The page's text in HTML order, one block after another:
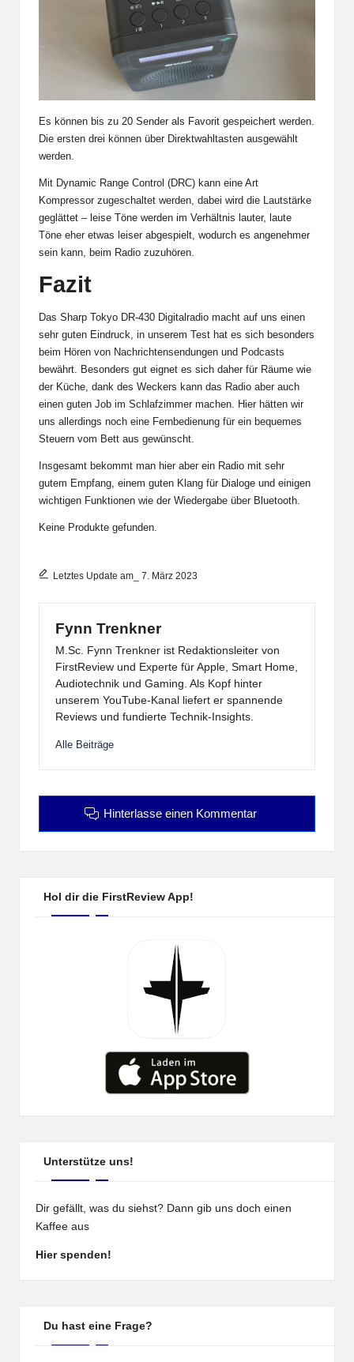
Es können bis zu 20 Sender als Favorit gespeichert werden.
Die ersten drei können über Direktwahltasten ausgewählt
werden.
Mit Dynamic Range Control (DRC) kann eine Art
Kompressor zugeschaltet werden, dabei wird die Lautstärke
geglättet – leise Töne werden im Verhältnis lauter, laute
Töne eher etwas leiser abgespielt, wodurch es angenehmer
sein kann, beim Radio zuzuhören.
Fazit
Das Sharp Tokyo DR-430 Digitalradio macht auf uns einen
sehr guten Eindruck, in unserem Test hat es sich besonders
beim Hören von Nachrichtensendungen und Podcasts
bewährt. Besonders gut eignet es sich daher für Räume wie
der Küche, dank des Weckers kann das Radio aber auch
einen guten Job im Schlafzimmer machen. Hier hätten wir
uns allerdings noch eine Fernbedienung für ein bequemes
Steuern vom Bett aus gewünscht.
Insgesamt bekommt man hier aber ein Radio mit sehr
gutem Empfang, einem guten Klang für Dialoge und einigen
wichtigen Funktionen wie der Wiedergabe über Bluetooth.
Keine Produkte gefunden.
Letztes Update am_ 7. März 2023
Fynn Trenkner
M.Sc. Fynn Trenkner ist Redaktionsleiter von
FirstReview und Experte für Apple, Smart Home,
Audiotechnik und Gaming. Als Kopf hinter
unserem YouTube-Kanal liefert er spannende
Reviews und fundierte Technik-Insights.
Alle Beiträge
Hinterlasse einen Kommentar
Hol dir die FirstReview App!
Unterstütze uns!
Dir gefällt, was du siehst? Dann gib uns doch einen
Kaffee aus
Hier spenden!
Du hast eine Frage?